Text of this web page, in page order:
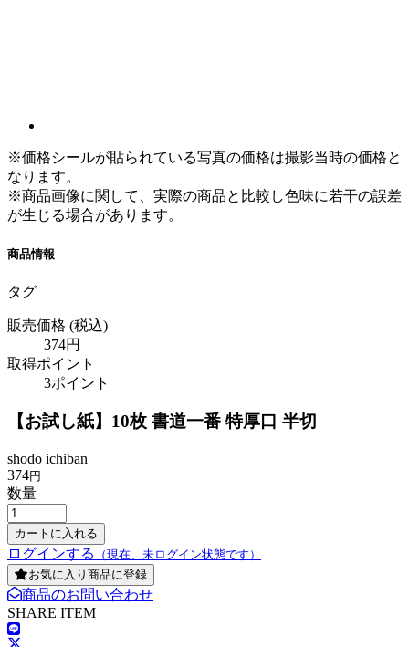
※価格シールが貼られている写真の価格は撮影当時の価格と
なります。
※商品画像に関して、実際の商品と比較し色味に若干の誤差
が生じる場合があります。
商品情報
タグ
販売価格 (税込)
374円
取得ポイント
3ポイント
【お試し紙】10枚 書道一番 特厚口 半切
shodo ichiban
374円
数量
ログインする
（現在、未ログイン状態です）
お気に入り商品に登録
商品のお問い合わせ
SHARE ITEM